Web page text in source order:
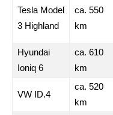
Tesla Model
3 Highland
ca. 550
km
Hyundai
Ioniq 6
ca. 610
km
VW ID.4
ca. 520
km